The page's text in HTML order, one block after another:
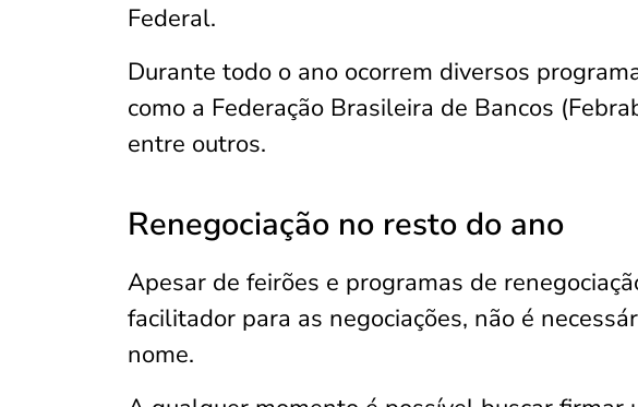
Federal.
Durante todo o ano ocorrem diversos
como a Federação Brasileira de Bancos
entre outros.
Renegociação no resto do ano
Apesar de feirões e programas de
facilitador para as negociações, não é
nome.